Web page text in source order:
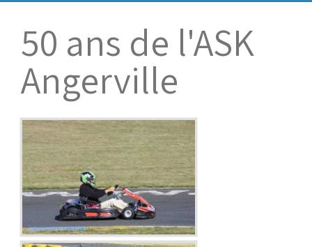
50 ans de l'ASK
Angerville
Bénévoles
Les 50 ans du club
Dons aux associations
Vue aérienne
Accès au circuit
Chronos et Rapports
Horaires d'ouverture